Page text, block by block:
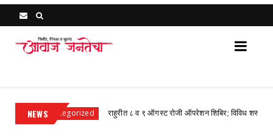
NEWS
Uncategorized राहुरीत ८ व ९ ऑगस्ट रोजी ऑपरेशन शिबिर; विविध शस्त्रक्रियांवर